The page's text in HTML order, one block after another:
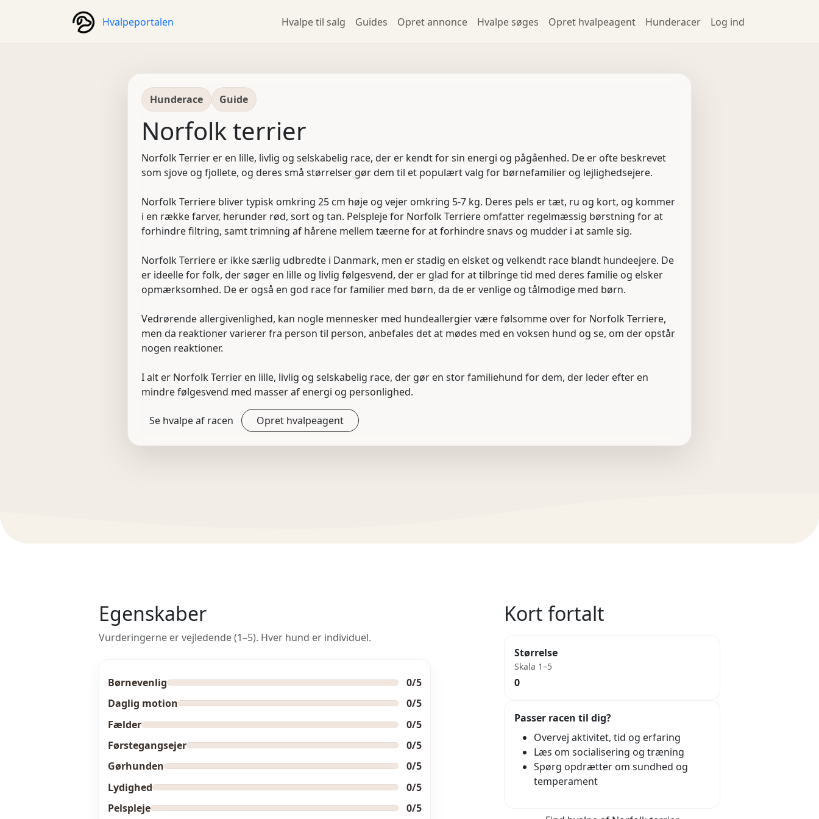
Hvalpeportalen Hvalpe til salg Guides Opret annonce Hvalpe søges Opret hvalpeagent Hunderacer Log ind
Hunderace Guide
Norfolk terrier
Norfolk Terrier er en lille, livlig og selskabelig race, der er kendt for sin energi og pågåenhed. De er ofte beskrevet
som sjove og fjollete, og deres små størrelser gør dem til et populært valg for børnefamilier og lejlighedsejere.
Norfolk Terriere bliver typisk omkring 25 cm høje og vejer omkring 5-7 kg. Deres pels er tæt, ru og kort, og kommer
i en række farver, herunder rød, sort og tan. Pelspleje for Norfolk Terriere omfatter regelmæssig børstning for at
forhindre filtring, samt trimning af hårene mellem tæerne for at forhindre snavs og mudder i at samle sig.
Norfolk Terriere er ikke særlig udbredte i Danmark, men er stadig en elsket og velkendt race blandt hundeejere. De
er ideelle for folk, der søger en lille og livlig følgesvend, der er glad for at tilbringe tid med deres familie og elsker
opmærksomhed. De er også en god race for familier med børn, da de er venlige og tålmodige med børn.
Vedrørende allergivenlighed, kan nogle mennesker med hundeallergier være følsomme over for Norfolk Terriere,
men da reaktioner varierer fra person til person, anbefales det at mødes med en voksen hund og se, om der opstår
nogen reaktioner.
I alt er Norfolk Terrier en lille, livlig og selskabelig race, der gør en stor familiehund for dem, der leder efter en
mindre følgesvend med masser af energi og personlighed.
Se hvalpe af racen Opret hvalpeagent
Egenskaber
Vurderingerne er vejledende (1–5). Hver hund er individuel.
Børnevenlig
0/5
Daglig motion
0/5
Fælder
0/5
Førstegangsejer
0/5
Gørhunden
0/5
Lydighed
0/5
Pelspleje
0/5
Kort fortalt
Størrelse
Skala 1–5
0
Passer racen til dig?
Overvej aktivitet, tid og erfaring
Læs om socialisering og træning
Spørg opdrætter om sundhed og
temperament